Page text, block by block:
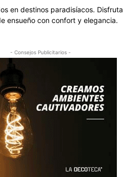
en destinos paradisíacos. Disfruta
ensueño con confort y elegancia.
- Consejos Publicitarios -